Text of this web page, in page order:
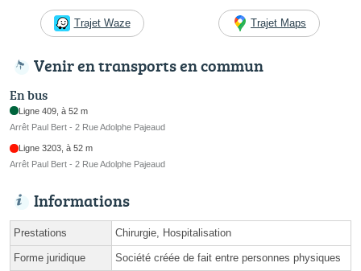
Trajet Waze Trajet Maps
Venir en transports en commun
En bus
Ligne 409, à 52 m
Arrêt Paul Bert - 2 Rue Adolphe Pajeaud
Ligne 3203, à 52 m
Arrêt Paul Bert - 2 Rue Adolphe Pajeaud
Informations
Prestations Chirurgie, Hospitalisation
Forme juridique Société créée de fait entre personnes physiques